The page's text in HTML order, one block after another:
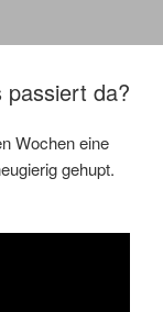
da?
Wochen eine
gehupt.